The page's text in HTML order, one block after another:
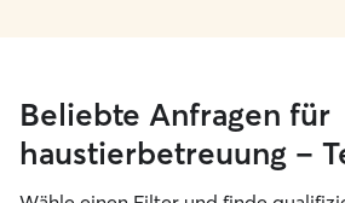
Beliebte Anfragen für
haustierbetreuung –